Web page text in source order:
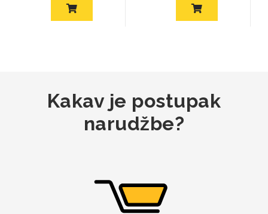
Kakav je postupak
narudžbe?
Crtani filmovi